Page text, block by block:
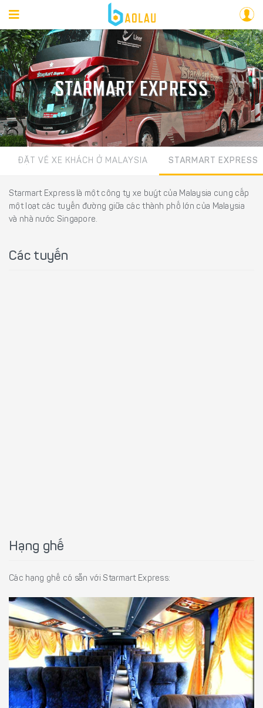
STARMART EXPRESS
ĐẶT VÉ XE KHÁCH Ở MALAYSIA STARMART EXPRESS
Starmart Express là một công ty xe buýt của Malaysia cung cấp
một loạt các tuyến đường giữa các thành phố lớn của Malaysia
và nhà nước Singapore.
Các tuyến
Hạng ghế
Các hạng ghế có sẵn với Starmart Express: